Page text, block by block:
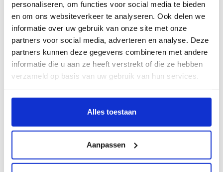
personaliseren, om functies voor social media te bieden
en om ons websiteverkeer te analyseren. Ook delen we
informatie over uw gebruik van onze site met onze
partners voor social media, adverteren en analyse. Deze
partners kunnen deze gegevens combineren met andere
informatie die u aan ze heeft verstrekt of die ze hebben
verzameld op basis van uw gebruik van hun services.
Alles toestaan
Aanpassen
Kraamcadeau jongen koffertje
Silver €32,95
Kraamcadeau jongen pakket
Silver
Op voorraad
€24,95
Personaliseer je cadeau met een
Maak je cadeau nog specialer! Vul hierboven
je persoonlijk berichtje in, wij zorgen ervoor
dat deze bij het pakket toegevoegd wordt.